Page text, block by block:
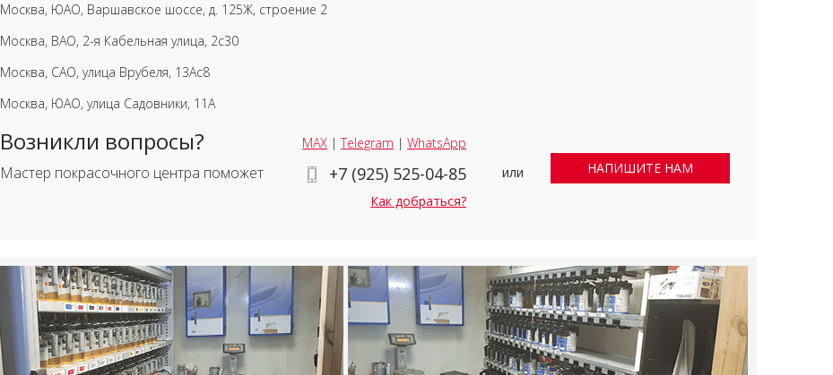
Москва, ЮАО, Варшавское шоссе, д. 125Ж, строение 2
Москва, ВАО, 2-я Кабельная улица, 2с30
Москва, САО, улица Врубеля, 13Ас8
Москва, ЮАО, улица Садовники, 11А
Возникли вопросы?
Мастер покрасочного центра поможет
MAX |Telegram |WhatsApp
+7 (925) 525-04-85
Как добраться?
или НАПИШИТЕ НАМ